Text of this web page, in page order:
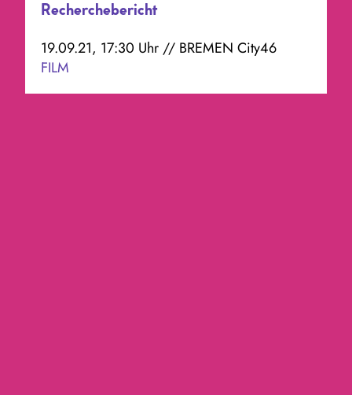
Recherchebericht
19.09.21, 17:30 Uhr // BREMEN City46
FILM